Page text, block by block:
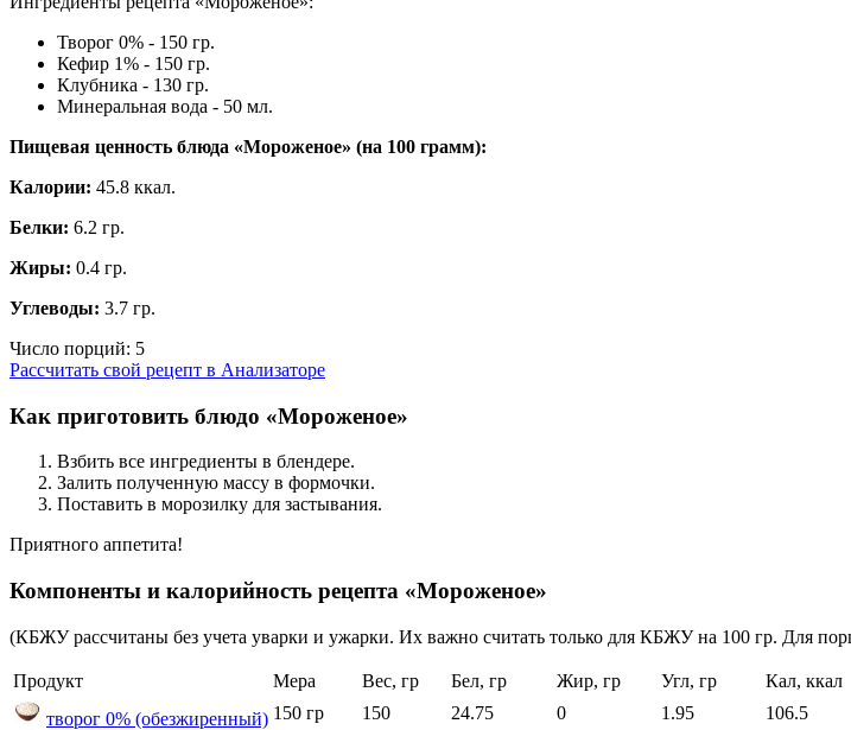
Творог 0% - 150 гр.
Кефир 1% - 150 гр.
Клубника - 130 гр.
Минеральная вода - 50 мл.
Пищевая ценность блюда «Мороженое» (на 100 грамм):
Калории: 45.8 ккал.
Белки: 6.2 гр.
Жиры: 0.4 гр.
Углеводы: 3.7 гр.
Число порций: 5
Рассчитать свой рецепт в Анализаторе
Как приготовить блюдо «Мороженое»
Взбить все ингредиенты в блендере.
Залить полученную массу в формочки.
Поставить в морозилку для застывания.
Приятного аппетита!
Компоненты и калорийность рецепта «Мороженое»
(КБЖУ рассчитаны без учета уварки и ужарки. Их важно считать только для КБЖУ на 100 гр. Для
Продукт Мера Вес, гр Бел, гр Жир, гр Угл, гр
Кал, ккал
творог 0% (обезжиренный) 150 гр 150 24.75 0 1.95 106.5